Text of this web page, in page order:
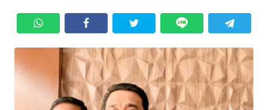
SERBI
Informasi